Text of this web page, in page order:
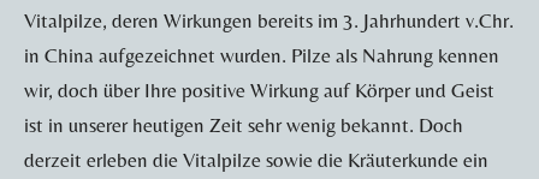
Vitalpilze, deren Wirkungen bereits im 3. Jahrhundert v.Chr.
in China aufgezeichnet wurden. Pilze als Nahrung kennen
wir, doch über Ihre positive Wirkung auf Körper und Geist
ist in unserer heutigen Zeit sehr wenig bekannt. Doch
derzeit erleben die Vitalpilze sowie die Kräuterkunde ein